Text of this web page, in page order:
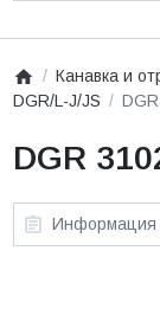
Канавка и
DGR/L-J/JS
DGR
Информация